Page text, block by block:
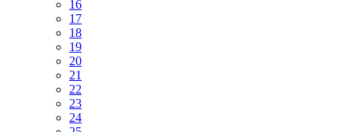
16
17
18
19
20
21
22
23
24